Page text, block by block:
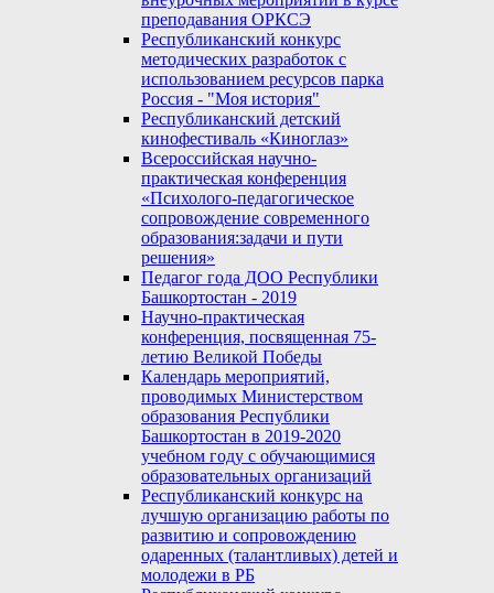
преподавания ОРКСЭ
Республиканский конкурс
методических разработок с
использованием ресурсов парка
Россия - "Моя история"
Республиканский детский
кинофестиваль «Киноглаз»
Всероссийская научно-
практическая конференция
«Психолого-педагогическое
сопровождение современного
образования:задачи и пути
решения»
Педагог года ДОО Республики
Башкортостан - 2019
Научно-практическая
конференция, посвященная 75-
летию Великой Победы
Календарь мероприятий,
проводимых Министерством
образования Республики
Башкортостан в 2019-2020
учебном году с обучающимися
образовательных организаций
Республиканский конкурс на
лучшую организацию работы по
развитию и сопровождению
одаренных (талантливых) детей и
молодежи в РБ